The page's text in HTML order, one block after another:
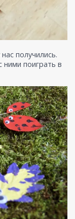
получились.
поиграть в